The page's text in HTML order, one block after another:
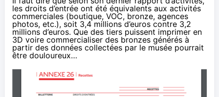
les droits d’entrée ont été équivalents aux activités
commerciales (boutique, VOC, bronze, agences
photos, etc.), soit 3,4 millions d’euros contre 3,2
millions d’euros. Que des tiers puissent imprimer en
3D voire commercialiser des bronzes générés à
partir des données collectées par le musée pourrait
être douloureux…